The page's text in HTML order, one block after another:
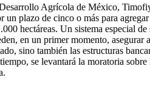
Agrícola de México,
plazo de cinco o más para
hectáreas. Un sistema especial
en un primer momento,
sino también las estructuras
se levantará la moratoria